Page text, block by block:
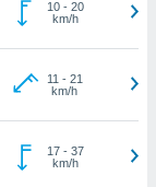
10- 20
km/h
11 - 21
km/h
17- 37
km/h